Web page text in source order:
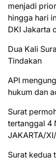
menjadi
hingga hari
DKI Jakarta
Dua Kali
Tindakan
API
hukum dan
Surat
tertanggal 4
JAKARTA/
Surat kedua